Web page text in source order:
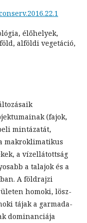
élőhelyek,
alföldi vegetáció,
(fajok,
mintázatát,
makroklimatikus
a vízellátottság
a talajok és a
A földrajzi
homoki, lösz-
tájak a garmada-
dominanciája